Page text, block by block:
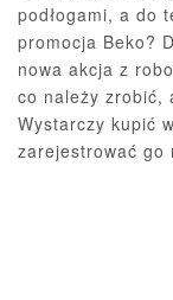
podłogami, a do
promocja Beko?
nowa akcja z
co należy zrobić,
Wystarczy kupić
zarejestrować